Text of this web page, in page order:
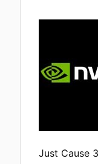
Just Cause